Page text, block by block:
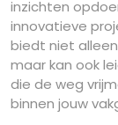
inzichten
innovatieve
biedt niet
maar kan ook
die de weg
binnen jouw